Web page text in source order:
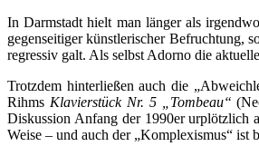
In Darmstadt hielt man länger als
gegenseitiger künstlerischer Befruchtung,
regressiv galt. Als selbst Adorno die
Trotzdem hinterließen auch die
Rihms Klavierstück Nr. 5 „Tombeau“
Diskussion Anfang der 1990er urplötzlich
Weise – und auch der „Komplexismus“ ist